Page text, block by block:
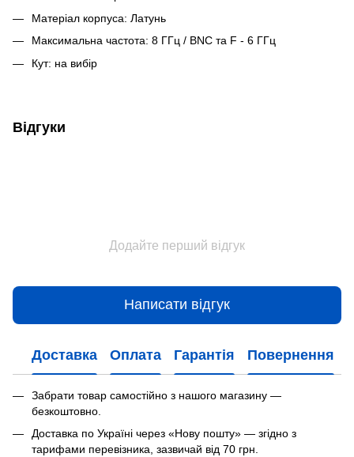
Матеріал корпуса: Латунь
Максимальна частота: 8 ГГц / BNC та F - 6 ГГц
Кут: на вибір
Відгуки
Додайте перший відгук
Написати відгук
Доставка Оплата Гарантія Повернення
Забрати товар самостійно з нашого магазину —
безкоштовно.
Доставка по Україні через «Нову пошту» — згідно з
тарифами перевізника, зазвичай від 70 грн.